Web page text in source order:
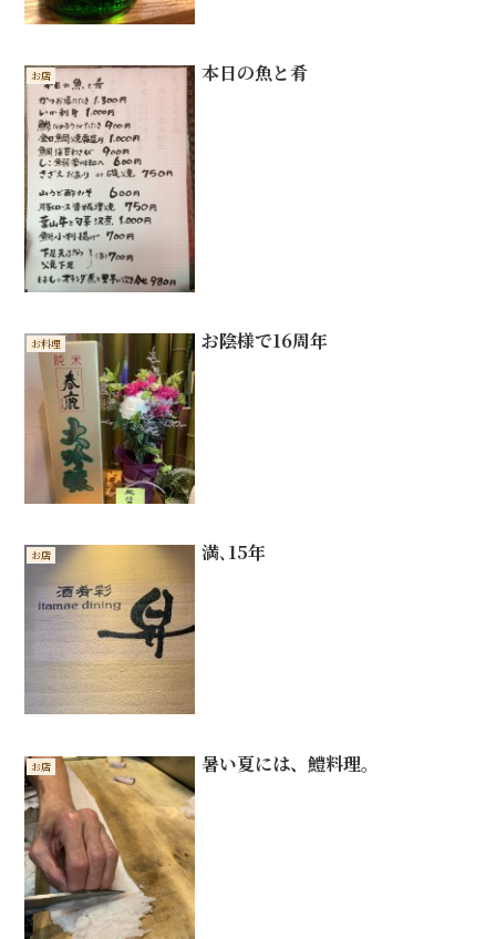
お店 本日の魚と肴
お料理 お陰様で16周年
お店 満､15年
お店 暑い夏には、鱧料理。